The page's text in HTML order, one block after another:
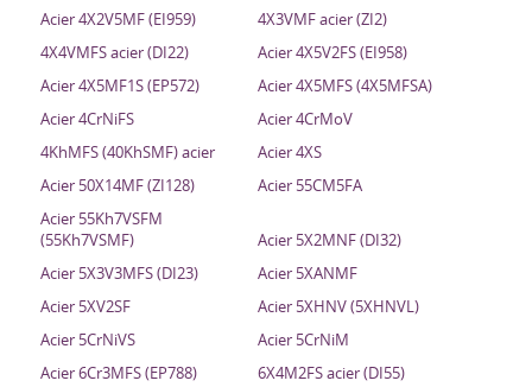
Acier 4X2V5MF (EI959)
4X3VMF acier (ZI2)
4X4VMFS acier (DI22)
Acier 4X5V2FS (EI958)
Acier 4X5MF1S (EP572)
Acier 4X5MFS (4X5MFSA)
Acier 4CrNiFS
Acier 4CrMoV
4KhMFS (40KhSMF) acier
Acier 4XS
Acier 50X14MF (ZI128)
Acier 55CM5FA
Acier 55Kh7VSFM
(55Kh7VSMF)
Acier 5X2MNF (DI32)
Acier 5X3V3MFS (DI23)
Acier 5XANMF
Acier 5XV2SF
Acier 5XHNV (5XHNVL)
Acier 5CrNiVS
Acier 5CrNiM
Acier 6Cr3MFS (EP788)
6X4M2FS acier (DI55)